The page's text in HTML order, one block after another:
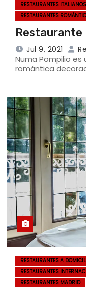
RESTAURANTES
RESTAURANTES
Restaurante
Jul 9, 2021
Numa Pompilio
romántica
RESTAURANTES A
RESTAURANTES
RESTAURANTES MADRID